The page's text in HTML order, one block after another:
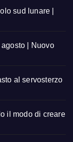
sud lunare |
| Nuovo
al servosterzo
il modo di creare